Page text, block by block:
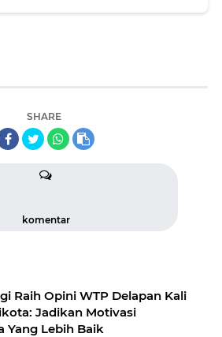
SHARE
komentar
Raih Opini WTP Delapan Kali
Jadikan Motivasi
Yang Lebih Baik